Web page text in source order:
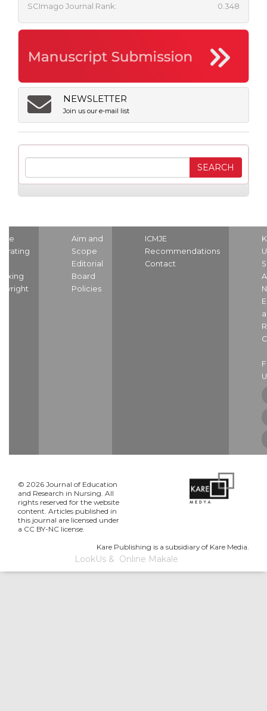
SCImago Journal Rank: 0.348
NEWSLETTER
Join us our e-mail list
Aim and
Scope
Editorial
Board
Policies
ICMJE
Recommendations
Contact
© 2026 Journal of Education
and Research in Nursing. All
rights reserved for the website
content. Articles published in
this journal are licensed under
a CC BY-NC license.
Kare Publishing is a subsidiary of Kare Media.
LookUs& Online Makale